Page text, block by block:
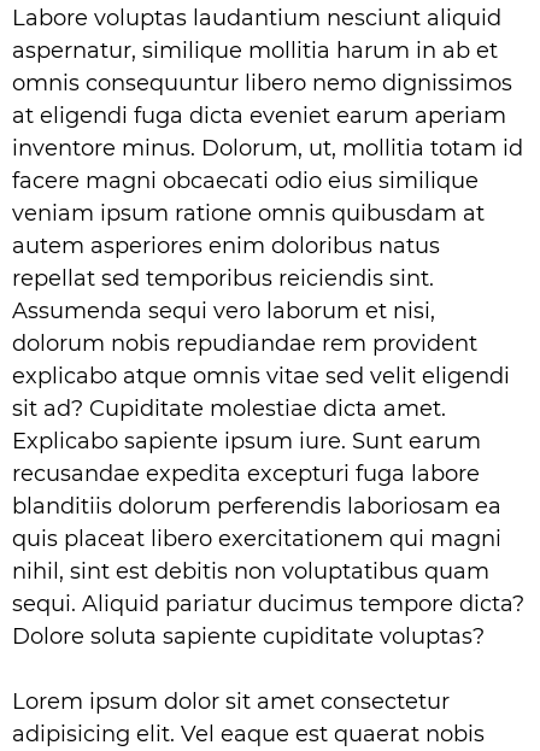
Labore voluptas laudantium nesciunt aliquid
aspernatur, similique mollitia harum in ab et
omnis consequuntur libero nemo dignissimos
at eligendi fuga dicta eveniet earum aperiam
inventore minus. Dolorum, ut, mollitia totam id
facere magni obcaecati odio eius similique
veniam ipsum ratione omnis quibusdam at
autem asperiores enim doloribus natus
repellat sed temporibus reiciendis sint.
Assumenda sequi vero laborum et nisi,
dolorum nobis repudiandae rem provident
explicabo atque omnis vitae sed velit eligendi
sit ad? Cupiditate molestiae dicta amet.
Explicabo sapiente ipsum iure. Sunt earum
recusandae expedita excepturi fuga labore
blanditiis dolorum perferendis laboriosam ea
quis placeat libero exercitationem qui magni
nihil, sint est debitis non voluptatibus quam
sequi. Aliquid pariatur ducimus tempore dicta?
Dolore soluta sapiente cupiditate voluptas?
Lorem ipsum dolor sit amet consectetur
adipisicing elit. Vel eaque est quaerat nobis